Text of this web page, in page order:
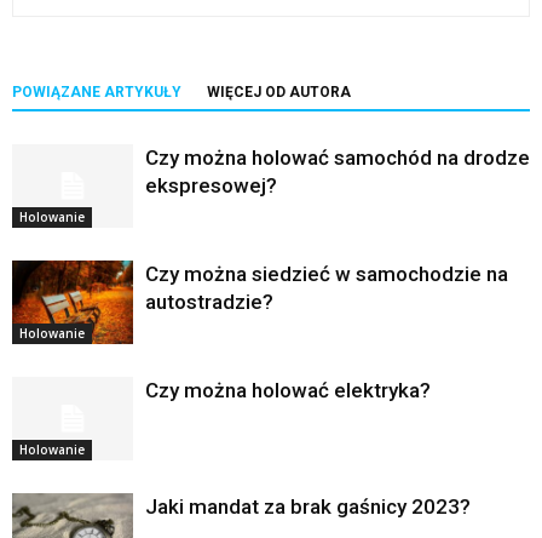
POWIĄZANE ARTYKUŁY WIĘCEJ OD AUTORA
Holowanie
Czy można holować samochód na drodze
ekspresowej?
Holowanie
Czy można siedzieć w samochodzie na
autostradzie?
Holowanie
Czy można holować elektryka?
Jaki mandat za brak gaśnicy 2023?